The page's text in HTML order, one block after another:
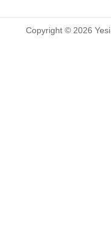
Copyright © 2026